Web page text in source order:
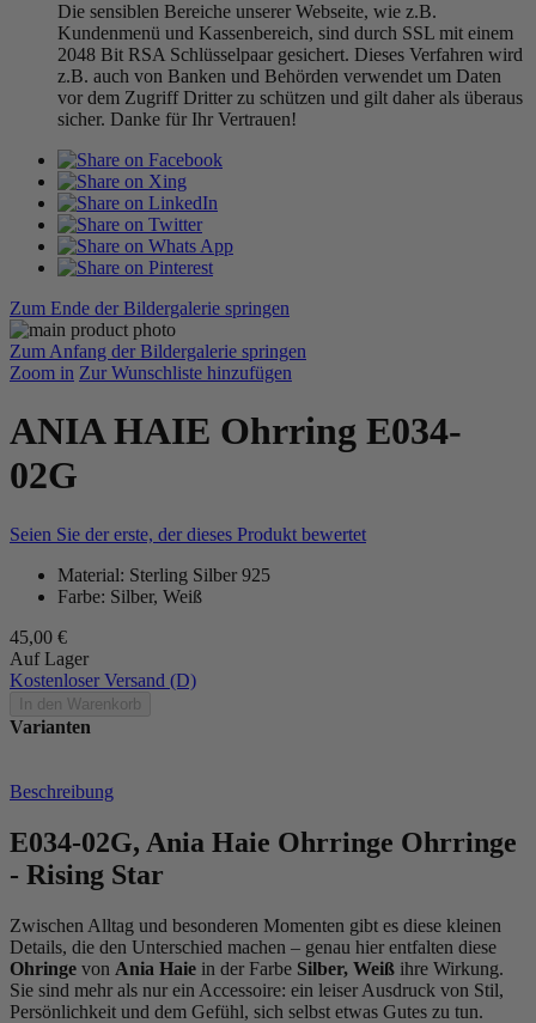
Die sensiblen Bereiche unserer Webseite, wie z.B.
Kundenmenü und Kassenbereich, sind durch SSL mit einem
2048 Bit RSA Schlüsselpaar gesichert. Dieses Verfahren wird
z.B. auch von Banken und Behörden verwendet um Daten
vor dem Zugriff Dritter zu schützen und gilt daher als überaus
sicher. Danke für Ihr Vertrauen!
Zum Ende der Bildergalerie springen
Zum Anfang der Bildergalerie springen
Zoom in Zur Wunschliste hinzufügen
ANIA HAIE Ohrring E034-
02G
Seien Sie der erste, der dieses Produkt bewertet
Material: Sterling Silber 925
Farbe: Silber, Weiß
45,00 €
Auf Lager
Kostenloser Versand (D)
In den Warenkorb
Varianten
Beschreibung
E034-02G, Ania Haie Ohrringe Ohrringe
- Rising Star
Zwischen Alltag und besonderen Momenten gibt es diese kleinen
Details, die den Unterschied machen – genau hier entfalten diese
Ohringe von Ania Haie in der Farbe Silber, Weiß ihre Wirkung.
Sie sind mehr als nur ein Accessoire: ein leiser Ausdruck von Stil,
Persönlichkeit und dem Gefühl, sich selbst etwas Gutes zu tun.